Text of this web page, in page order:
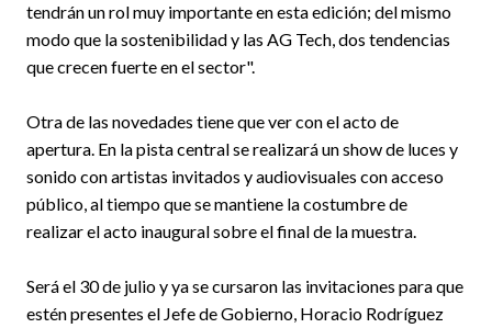
tendrán un rol muy importante en esta edición; del mismo
modo que la sostenibilidad y las AG Tech, dos tendencias
que crecen fuerte en el sector".
Otra de las novedades tiene que ver con el acto de
apertura. En la pista central se realizará un show de luces y
sonido con artistas invitados y audiovisuales con acceso
público, al tiempo que se mantiene la costumbre de
realizar el acto inaugural sobre el final de la muestra.
Será el 30 de julio y ya se cursaron las invitaciones para que
estén presentes el Jefe de Gobierno, Horacio Rodríguez